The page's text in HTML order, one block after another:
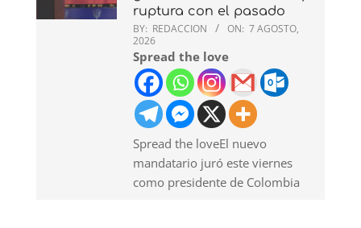
ruptura con el pasado
BY: REDACCION ON: 7 AGOSTO,
2026
Spread the love
Spread the loveEl nuevo
mandatario juró este viernes
como presidente de Colombia